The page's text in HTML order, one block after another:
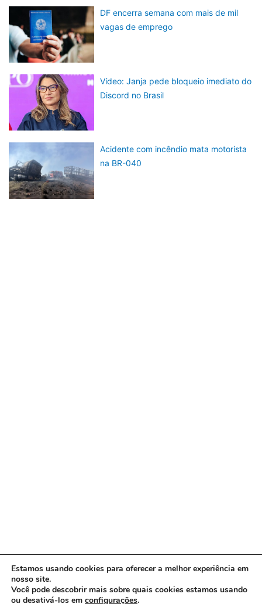
DF encerra semana com mais de mil
vagas de emprego
Vídeo: Janja pede bloqueio imediato do
Discord no Brasil
Acidente com incêndio mata motorista
na BR-040
Estamos usando cookies para oferecer a melhor experiência em
nosso site.
Você pode descobrir mais sobre quais cookies estamos usando
ou desativá-los em configurações.